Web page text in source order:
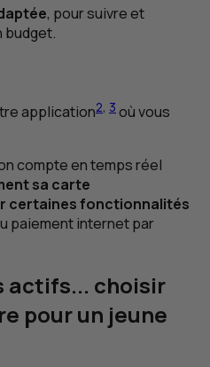
, pour suivre et
budget.
application2, 3 où vous
compte en temps réel
sa carte
certaines fonctionnalités
paiement internet par
actifs... choisir
pour un jeune